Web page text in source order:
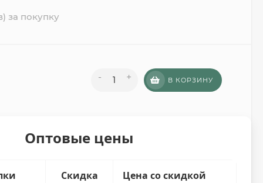
за покупку
- + В КОРЗИНУ
Оптовые цены
Скидка Цена со скидкой